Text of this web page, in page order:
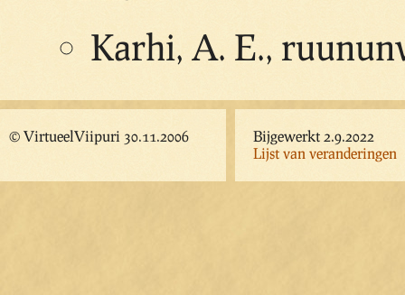
Karhi, A. E.,
© VirtueelViipuri 30.11.2006
Bijgewerkt 2.9.2022
Lijst van veranderingen